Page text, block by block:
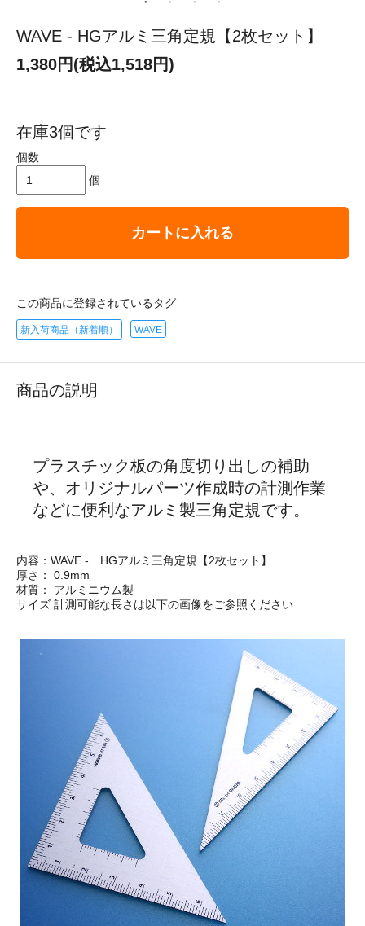
WAVE - HGアルミ三角定規【2枚セット】
1,380円(税込1,518円)
在庫3個です
個数
個
カートに入れる
この商品に登録されているタグ
新入荷商品（新着順） WAVE
商品の説明
プラスチック板の角度切り出しの補助
や、オリジナルパーツ作成時の計測作業
などに便利なアルミ製三角定規です。
内容：WAVE - HGアルミ三角定規【2枚セット】
厚さ： 0.9mm
材質： アルミニウム製
サイズ:計測可能な長さは以下の画像をご参照ください